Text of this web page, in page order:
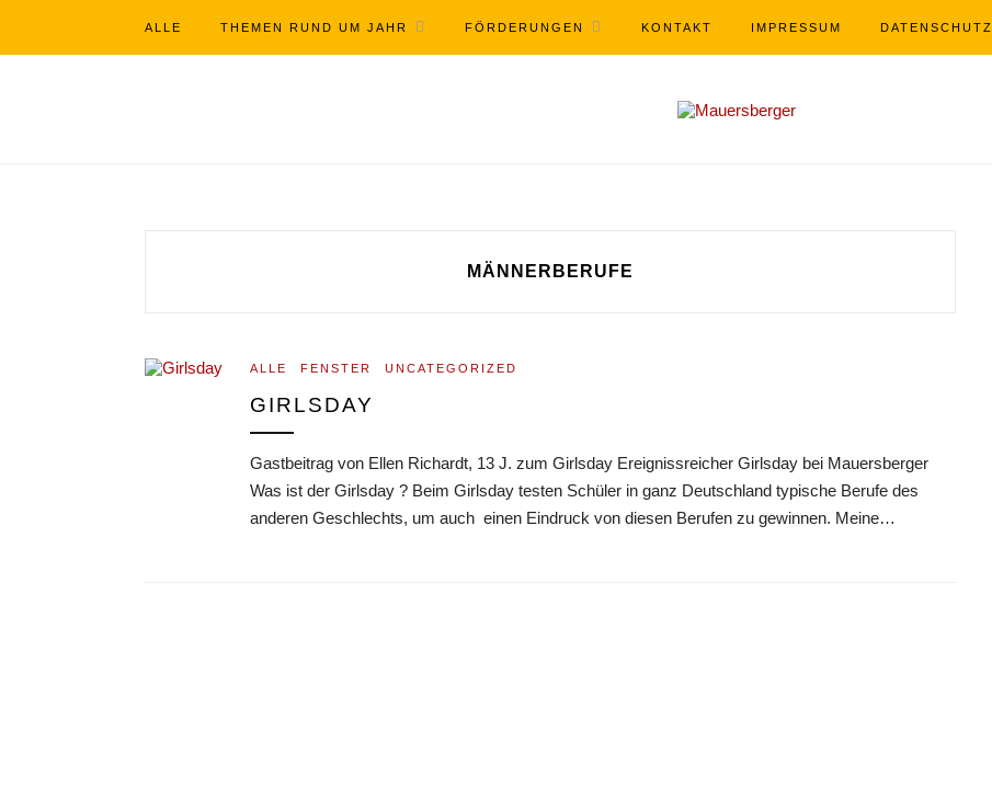
ALLE THEMEN RUND UM JAHR FÖRDERUNGEN KONTAKT IMPRESSUM DATENSCHUTZ
MÄNNERBERUFE
ALLE FENSTER UNCATEGORIZED
GIRLSDAY
Gastbeitrag von Ellen Richardt, 13 J. zum Girlsday Ereignissreicher Girlsday bei Mauersberger
Was ist der Girlsday ? Beim Girlsday testen Schüler in ganz Deutschland typische Berufe des
anderen Geschlechts, um auch einen Eindruck von diesen Berufen zu gewinnen. Meine…